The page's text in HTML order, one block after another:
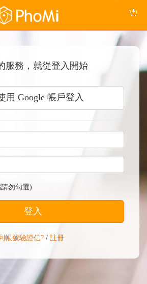
服務，就從登入開始
用 Google 帳戶登入
勿勾選)
帳號驗證信? / 註冊